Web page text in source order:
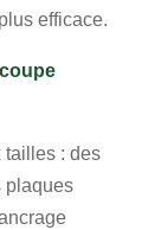
efficace.
tailles : des
plaques